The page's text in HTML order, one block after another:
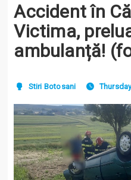
Accident în
Victima,
ambulanță!
Stiri Botosani